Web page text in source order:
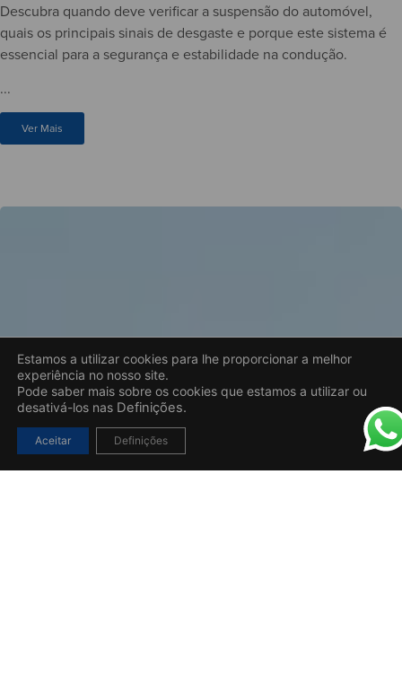
Descubra quando deve verificar a suspensão do automóvel,
quais os principais sinais de desgaste e porque este sistema é
essencial para a segurança e estabilidade na condução.
...
Ver Mais
Estamos a utilizar cookies para lhe proporcionar a melhor
experiência no nosso site.
Pode saber mais sobre os cookies que estamos a utilizar ou
desativá-los nas Definições.
Aceitar Definições